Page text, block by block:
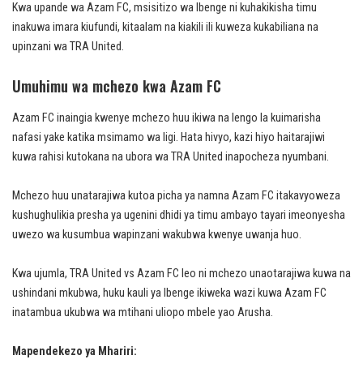
Kwa upande wa Azam FC, msisitizo wa Ibenge ni kuhakikisha timu
inakuwa imara kiufundi, kitaalam na kiakili ili kuweza kukabiliana na
upinzani wa TRA United.
Umuhimu wa mchezo kwa Azam FC
Azam FC inaingia kwenye mchezo huu ikiwa na lengo la kuimarisha
nafasi yake katika msimamo wa ligi. Hata hivyo, kazi hiyo haitarajiwi
kuwa rahisi kutokana na ubora wa TRA United inapocheza nyumbani.
Mchezo huu unatarajiwa kutoa picha ya namna Azam FC itakavyoweza
kushughulikia presha ya ugenini dhidi ya timu ambayo tayari imeonyesha
uwezo wa kusumbua wapinzani wakubwa kwenye uwanja huo.
Kwa ujumla, TRA United vs Azam FC leo ni mchezo unaotarajiwa kuwa na
ushindani mkubwa, huku kauli ya Ibenge ikiweka wazi kuwa Azam FC
inatambua ukubwa wa mtihani uliopo mbele yao Arusha.
Mapendekezo ya Mhariri: